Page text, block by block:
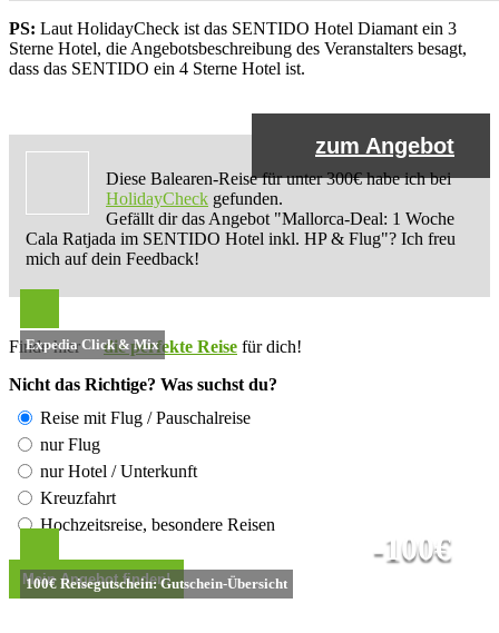
PS: Laut HolidayCheck ist das SENTIDO Hotel Diamant ein 3
Sterne Hotel, die Angebotsbeschreibung des Veranstalters besagt,
dass das SENTIDO ein 4 Sterne Hotel ist.
zum Angebot
Diese Balearen-Reise für unter 300€ habe ich bei
HolidayCheck gefunden.
Gefällt dir das Angebot "Mallorca-Deal: 1 Woche
Cala Ratjada im SENTIDO Hotel inkl. HP & Flug"? Ich freu
mich auf dein Feedback!
Finde hier die perfekte Reise für dich!
Nicht das Richtige? Was suchst du?
Reise mit Flug / Pauschalreise
nur Flug
nur Hotel / Unterkunft
Kreuzfahrt
Hochzeitsreise, besondere Reisen
Expedia Click & Mix
100€ Reisegutschein: Gutschein-Übersicht
-100€